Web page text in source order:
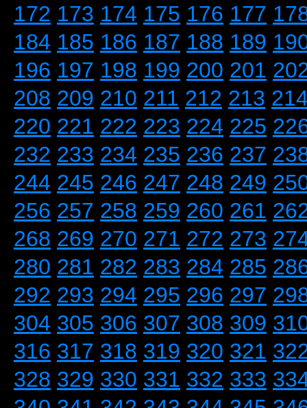
172 173 174 175 176 177
184 185 186 187 188 189
196 197 198 199 200 201
208 209 210 211 212 213
220 221 222 223 224 225
232 233 234 235 236 237
244 245 246 247 248 249
256 257 258 259 260 261
268 269 270 271 272 273
280 281 282 283 284 285
292 293 294 295 296 297
304 305 306 307 308 309
316 317 318 319 320 321
328 329 330 331 332 333